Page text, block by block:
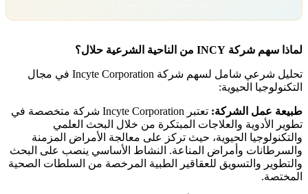
لماذا سهم شركة INCY من الناحية الشرعية حلال؟
تحليل شرعي شامل لسهم شركة Incyte Corporation في مجال
التكنولوجيا الحيوية:
طبيعة عمل الشركة:
تعتبر Incyte Corporation شركة متخصصة في
تطوير الأدوية والعلاجات المبتكرة من خلال البحث العلمي
والتكنولوجيا الحيوية، حيث تركز على معالجة الأمراض المزمنة
والسرطانات وأمراض المناعة. النشاط الأساسي ينصب على البحث
والتطوير والتسويق للعقاقير الطبية المرخصة من السلطات الصحية
المختصة.